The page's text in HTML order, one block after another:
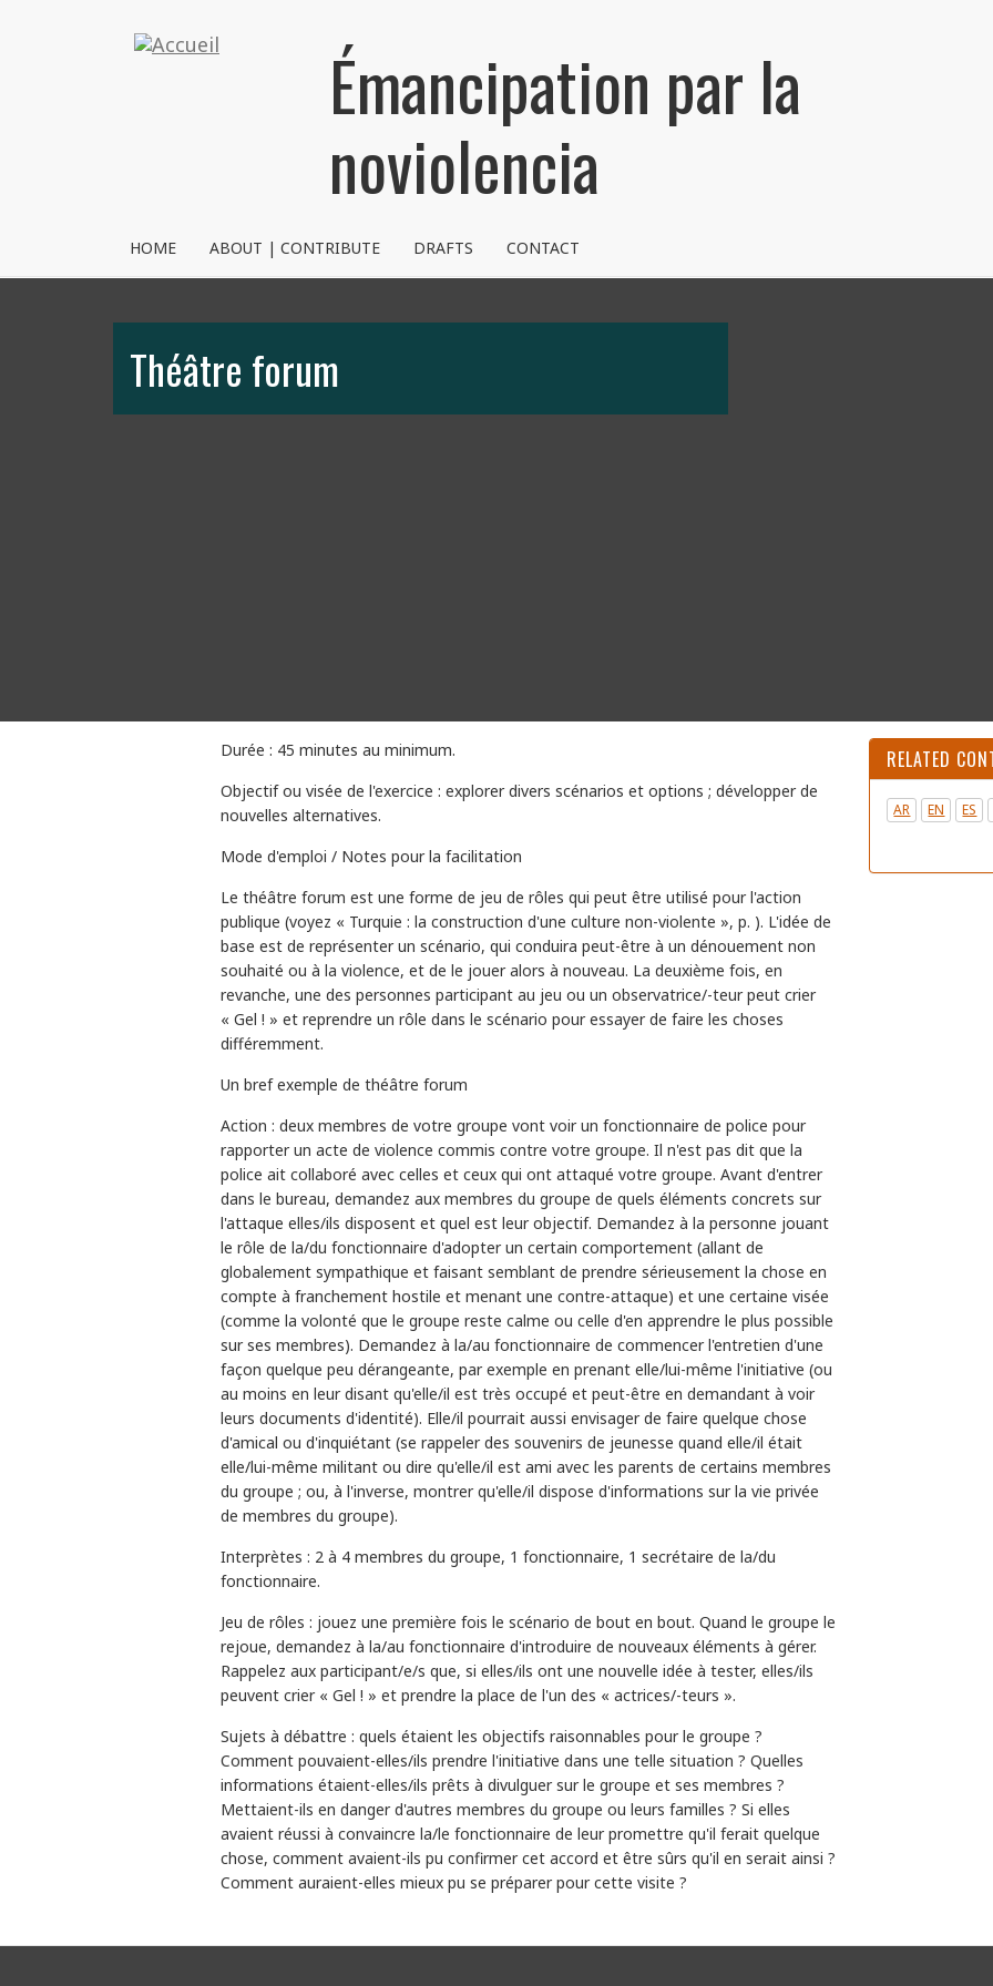
Émancipation par la
noviolencia
NVRM
HOME ABOUT | CONTRIBUTE DRAFTS CONTACT
Théâtre forum
Durée : 45 minutes au minimum.
Objectif ou visée de l'exercice : explorer divers scénarios et options ; développer de
nouvelles alternatives.
Mode d'emploi / Notes pour la facilitation
Le théâtre forum est une forme de jeu de rôles qui peut être utilisé pour l'action
publique (voyez « Turquie : la construction d'une culture non-violente », p. ). L'idée de
base est de représenter un scénario, qui conduira peut-être à un dénouement non
souhaité ou à la violence, et de le jouer alors à nouveau. La deuxième fois, en
revanche, une des personnes participant au jeu ou un observatrice/-teur peut crier
« Gel ! » et reprendre un rôle dans le scénario pour essayer de faire les choses
différemment.
Un bref exemple de théâtre forum
Action : deux membres de votre groupe vont voir un fonctionnaire de police pour
rapporter un acte de violence commis contre votre groupe. Il n'est pas dit que la
police ait collaboré avec celles et ceux qui ont attaqué votre groupe. Avant d'entrer
dans le bureau, demandez aux membres du groupe de quels éléments concrets sur
l'attaque elles/ils disposent et quel est leur objectif. Demandez à la personne jouant
le rôle de la/du fonctionnaire d'adopter un certain comportement (allant de
globalement sympathique et faisant semblant de prendre sérieusement la chose en
compte à franchement hostile et menant une contre-attaque) et une certaine visée
(comme la volonté que le groupe reste calme ou celle d'en apprendre le plus possible
sur ses membres). Demandez à la/au fonctionnaire de commencer l'entretien d'une
façon quelque peu dérangeante, par exemple en prenant elle/lui-même l'initiative (ou
au moins en leur disant qu'elle/il est très occupé et peut-être en demandant à voir
leurs documents d'identité). Elle/il pourrait aussi envisager de faire quelque chose
d'amical ou d'inquiétant (se rappeler des souvenirs de jeunesse quand elle/il était
elle/lui-même militant ou dire qu'elle/il est ami avec les parents de certains membres
du groupe ; ou, à l'inverse, montrer qu'elle/il dispose d'informations sur la vie privée
de membres du groupe).
Interprètes : 2 à 4 membres du groupe, 1 fonctionnaire, 1 secrétaire de la/du
fonctionnaire.
Jeu de rôles : jouez une première fois le scénario de bout en bout. Quand le groupe le
rejoue, demandez à la/au fonctionnaire d'introduire de nouveaux éléments à gérer.
Rappelez aux participant/e/s que, si elles/ils ont une nouvelle idée à tester, elles/ils
peuvent crier « Gel ! » et prendre la place de l'un des « actrices/-teurs ».
Sujets à débattre : quels étaient les objectifs raisonnables pour le groupe ?
Comment pouvaient-elles/ils prendre l'initiative dans une telle situation ? Quelles
informations étaient-elles/ils prêts à divulguer sur le groupe et ses membres ?
Mettaient-ils en danger d'autres membres du groupe ou leurs familles ? Si elles
avaient réussi à convaincre la/le fonctionnaire de leur promettre qu'il ferait quelque
chose, comment avaient-ils pu confirmer cet accord et être sûrs qu'il en serait ainsi ?
Comment auraient-elles mieux pu se préparer pour cette visite ?
RELATED
AR EN ES